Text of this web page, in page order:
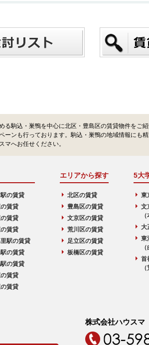
る駒込・巣鴨を中心に北区・豊島区の賃貸物件をご
ーンも行っております。駒込・巣鴨の地域情報に
マへお任せください。
の賃貸
賃貸
賃貸
賃貸
駅の賃貸
の賃貸
の賃貸
賃貸
賃貸
エリアから探す
北区の賃貸
豊島区の賃貸
文京区の賃貸
荒川区の賃貸
足立区の賃貸
板橋区の賃貸
5大
東
文
大
東
首
株式会社ハウス